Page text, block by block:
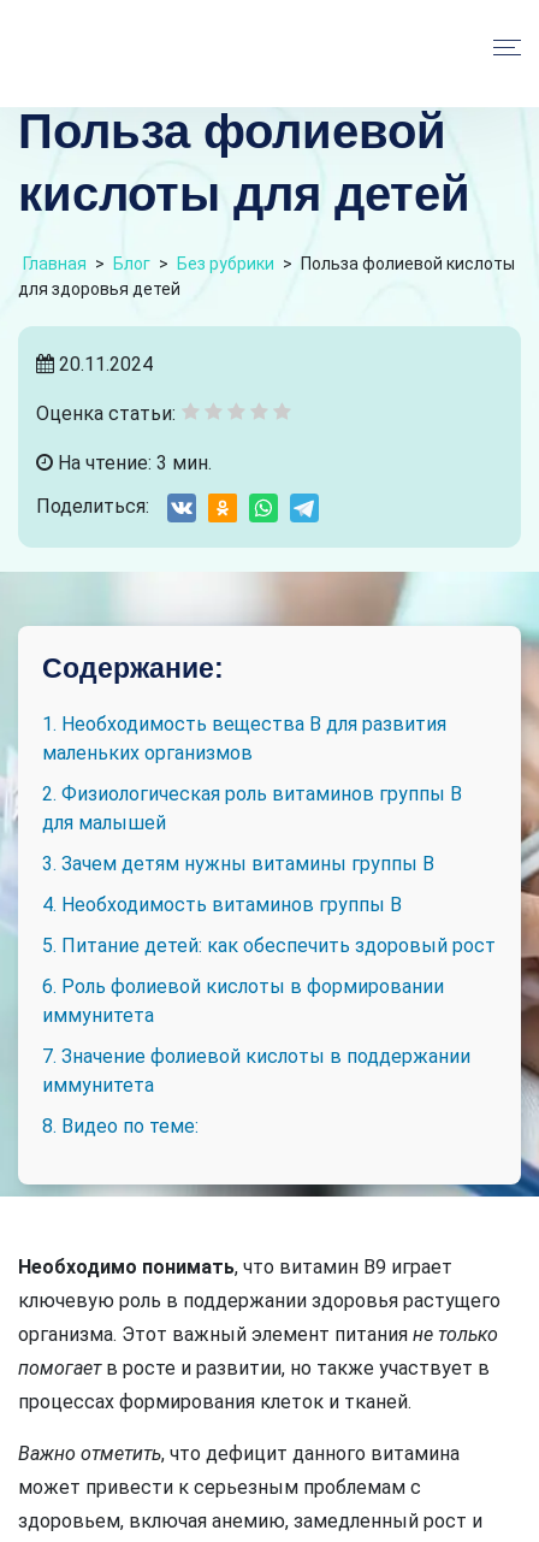
Польза фолиевой
кислоты для детей
Главная > Блог > Без рубрики >
Польза фолиевой кислоты
для здоровья детей
20.11.2024
Оценка статьи:
На чтение: 3 мин.
Поделиться:
Содержание:
1. Необходимость вещества В для развития
маленьких организмов
2. Физиологическая роль витаминов группы В
для малышей
3. Зачем детям нужны витамины группы В
4. Необходимость витаминов группы В
5. Питание детей: как обеспечить здоровый рост
6. Роль фолиевой кислоты в формировании
иммунитета
7. Значение фолиевой кислоты в поддержании
иммунитета
8. Видео по теме:
Необходимо понимать, что витамин B9 играет
ключевую роль в поддержании здоровья растущего
организма. Этот важный элемент питания не только
помогаетв росте и развитии, но также участвует в
процессах формирования клеток и тканей.
Важно отметить, что дефицит данного витамина
может привести к серьезным проблемам с
здоровьем, включая анемию, замедленный рост и